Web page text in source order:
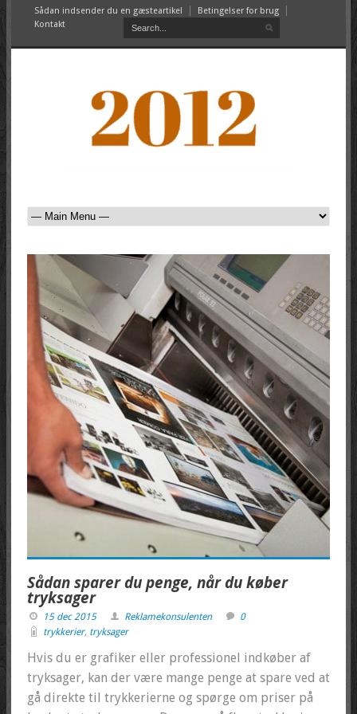
Sådan indsender du en gæsteartikel
Betingelser for brug
Kontakt
Sådan sparer du penge, når du køber
tryksager
15 dec 2015 Reklamekonsulenten
0
trykkerier, tryksager
Hvis du er grafiker eller professionel indkøber af
tryksager, kan der være mange penge at spare ved at
gå direkte til trykkerierne og spørge om priser på